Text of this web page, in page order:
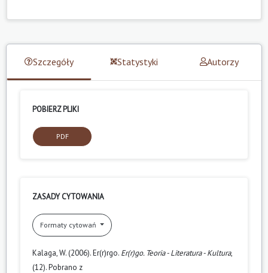
Szczegóły Statystyki Autorzy
POBIERZ PLIKI
PDF
ZASADY CYTOWANIA
Formaty cytowań
Kalaga, W. (2006). Er(r)rgo. Er(r)go. Teoria - Literatura - Kultura,
(12). Pobrano z